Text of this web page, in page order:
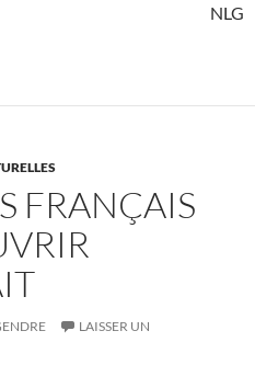
NLG
FRANÇAIS
LAISSER UN